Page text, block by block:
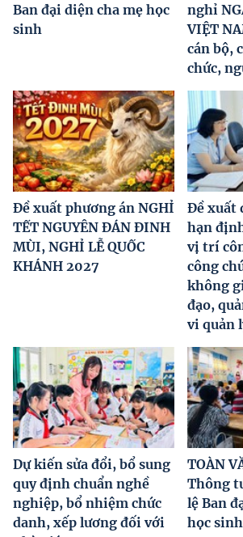
Ban đại diện cha mẹ học
sinh
nghỉ
VIỆT
cán bộ,
chức,
Đề xuất phương án NGHỈ
TẾT NGUYÊN ĐÁN ĐINH
MÙI, NGHỈ LỄ QUỐC
KHÁNH 2027
Đề xuất
hạn
vị trí
công
không
đạo,
vi quản
Dự kiến sửa đổi, bổ sung
quy định chuẩn nghề
nghiệp, bổ nhiệm chức
danh, xếp lương đối với
TOÀN
Thông
lệ Ban
học sinh